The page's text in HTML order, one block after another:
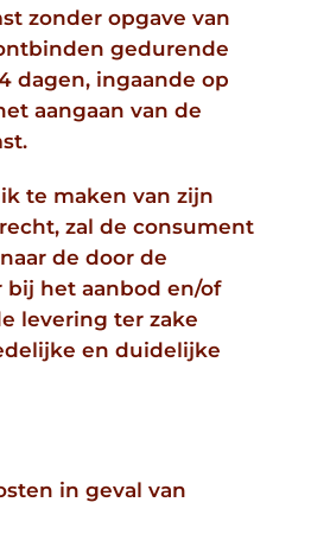
zonder opgave van
gedurende
dagen, ingaande op
aangaan van de
te maken van zijn
zal de consument
de door de
bij het aanbod en/of
levering ter zake
en duidelijke
in geval van